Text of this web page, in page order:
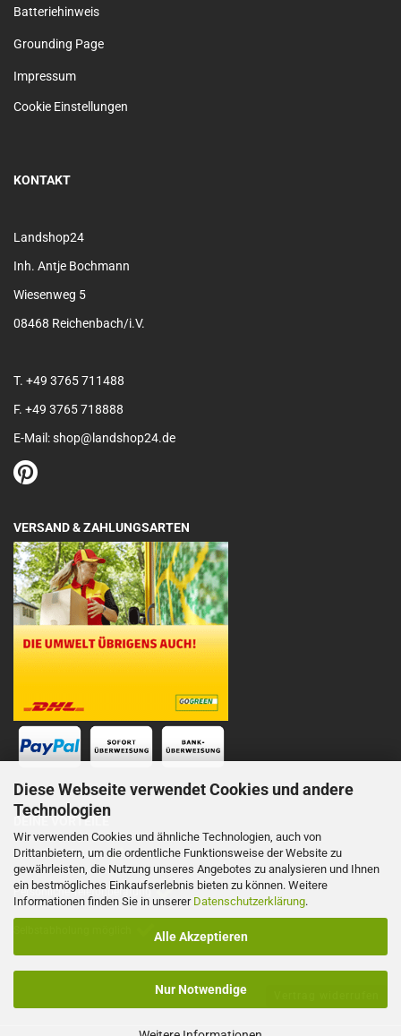
Diese Webseite verwendet Cookies und andere
Technologien
Wir verwenden Cookies und ähnliche Technologien, auch von
Drittanbietern, um die ordentliche Funktionsweise der Website zu
gewährleisten, die Nutzung unseres Angebotes zu analysieren und Ihnen
ein bestmögliches Einkaufserlebnis bieten zu können. Weitere
Informationen finden Sie in unserer Datenschutzerklärung.
Alle Akzeptieren
Nur Notwendige
Batteriehinweis
Grounding Page
Impressum
Cookie Einstellungen
KONTAKT
Landshop24
Inh. Antje Bochmann
Wiesenweg 5
08468 Reichenbach/i.V.
T. +49 3765 711488
F. +49 3765 718888
E-Mail: shop@landshop24.de
VERSAND & ZAHLUNGSARTEN
DEINE VORTEILE
Schnelle Lieferung
Persönliche Telefonberatung